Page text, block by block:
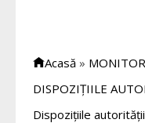
Acasă »
DISPOZIȚIILE
Dispozițiile